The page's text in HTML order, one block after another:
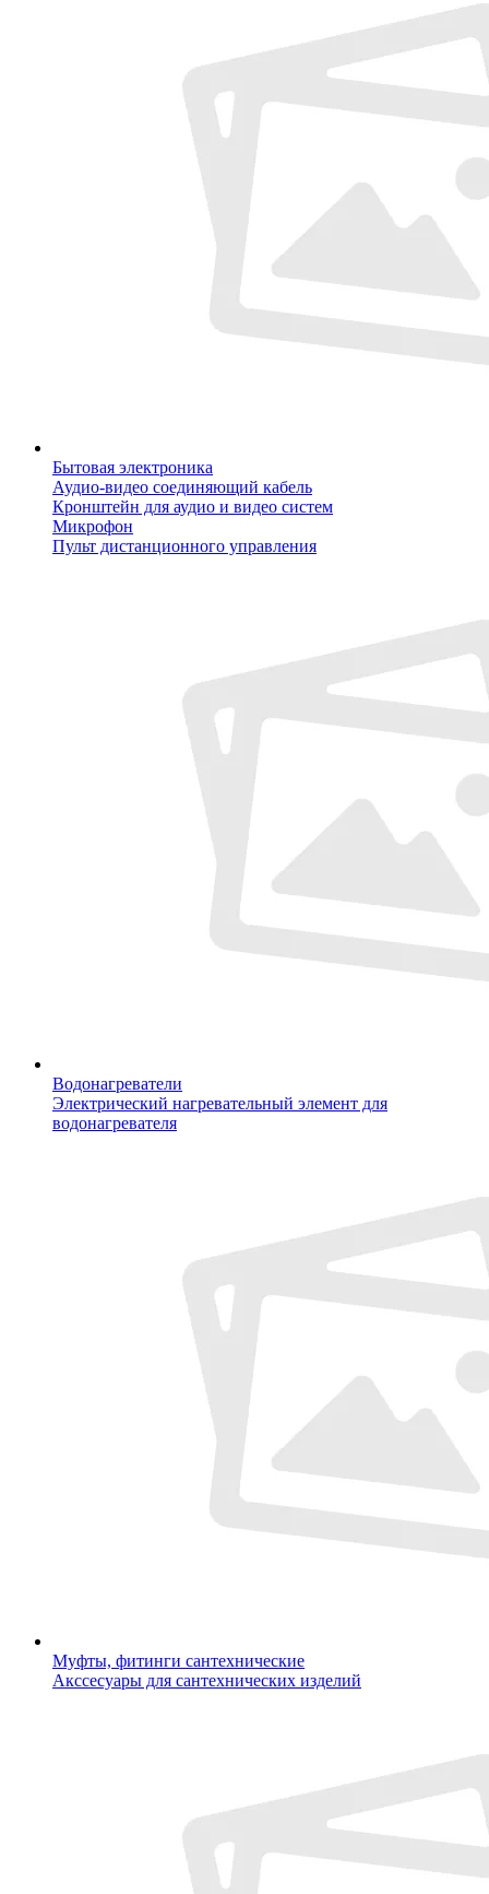
Бытовая электроника
Аудио-видео соединяющий кабель
Кронштейн для аудио и видео систем
Микрофон
Пульт дистанционного управления
Водонагреватели
Электрический нагревательный элемент для
водонагревателя
Муфты, фитинги сантехнические
Акссесуары для сантехнических изделий